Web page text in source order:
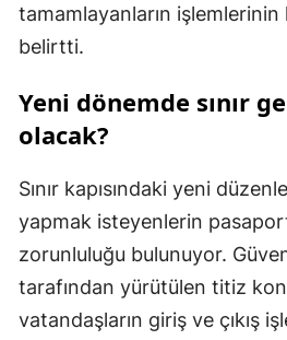
tamamlayanların işlemlerinin
belirtti.
Yeni dönemde sınır
olacak?
Sınır kapısındaki yeni
yapmak isteyenlerin
zorunluluğu bulunuyor.
tarafından yürütülen titiz
vatandaşların giriş ve çıkış